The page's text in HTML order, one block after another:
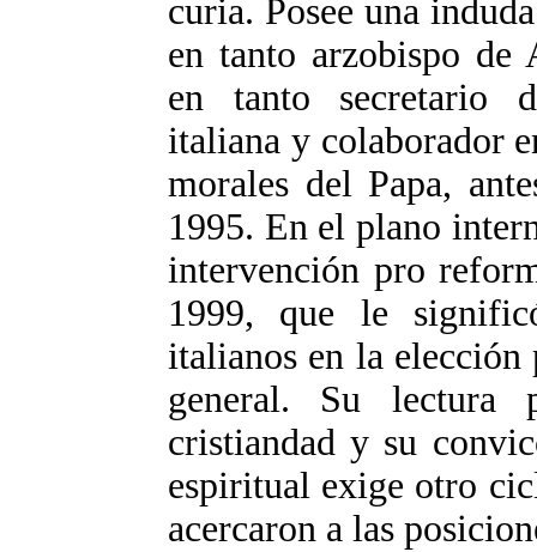
curia. Posee una
en tanto arzobispo de
en tanto secretario
italiana y colaborador
morales del Papa,
1995. En el plano
intervención pro
1999, que le
italianos en la elección
general. Su
cristiandad y su
espiritual exige otro
acercaron a las